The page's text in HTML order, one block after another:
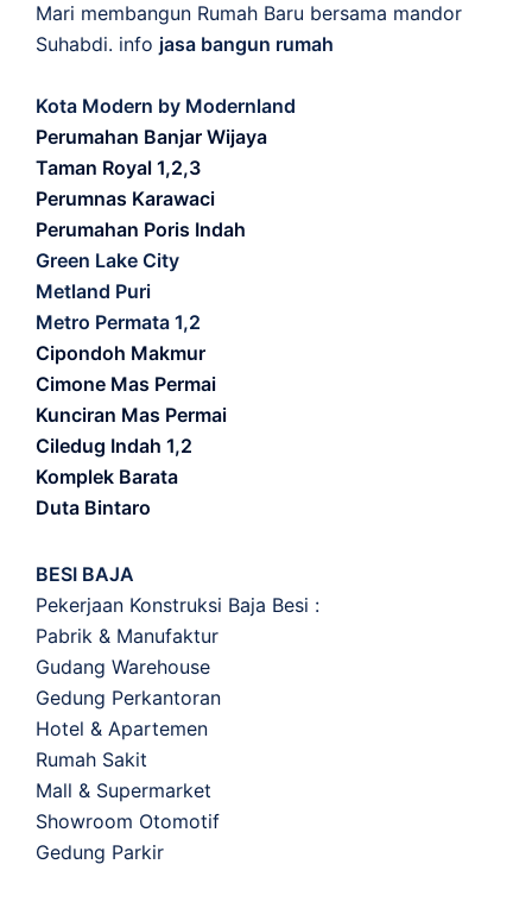
Mari membangun Rumah Baru bersama mandor
Suhabdi. info jasa bangun rumah
Kota Modern by Modernland
Perumahan Banjar Wijaya
Taman Royal 1,2,3
Perumnas Karawaci
Perumahan Poris Indah
Green Lake City
Metland Puri
Metro Permata 1,2
Cipondoh Makmur
Cimone Mas Permai
Kunciran Mas Permai
Ciledug Indah 1,2
Komplek Barata
Duta Bintaro
BESI BAJA
Pekerjaan Konstruksi Baja Besi :
Pabrik & Manufaktur
Gudang Warehouse
Gedung Perkantoran
Hotel & Apartemen
Rumah Sakit
Mall & Supermarket
Showroom Otomotif
Gedung Parkir